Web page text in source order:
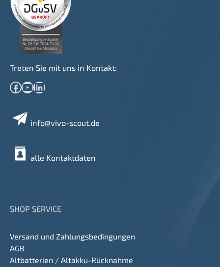
Treten Sie mit uns in Kontakt:
Facebook YouTube LinkedIn
info@vivo-scout.de
alle Kontaktdaten
SHOP SERVICE
Versand und Zahlungsbedingungen
AGB
Altbatterien / Altakku-Rücknahme